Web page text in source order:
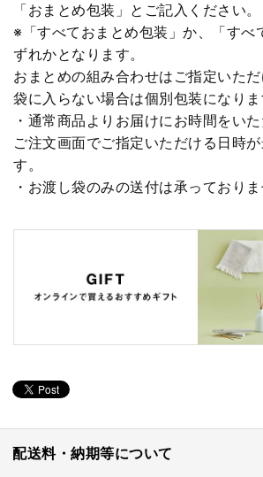
「おまとめ包装」とご記入ください。
※「すべておまとめ包装」か、「すべ
ずれかとなります。
おまとめの組み合わせはご指定いただ
袋に入らない場合は個別包装になりま
・通常商品よりお届けにお時間をいた
ご注文画面でご指定いただける日時
す。
・お渡し袋のみの送付は承っておりま
配送料・納期等について